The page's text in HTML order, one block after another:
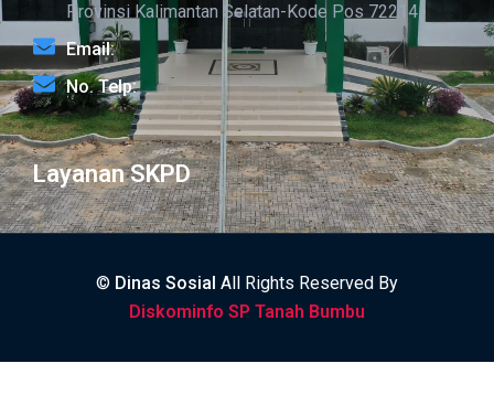
Provinsi Kalimantan Selatan-Kode Pos 72214
Email:
No. Telp:
Layanan SKPD
© Dinas Sosial All Rights Reserved By
Diskominfo SP Tanah Bumbu